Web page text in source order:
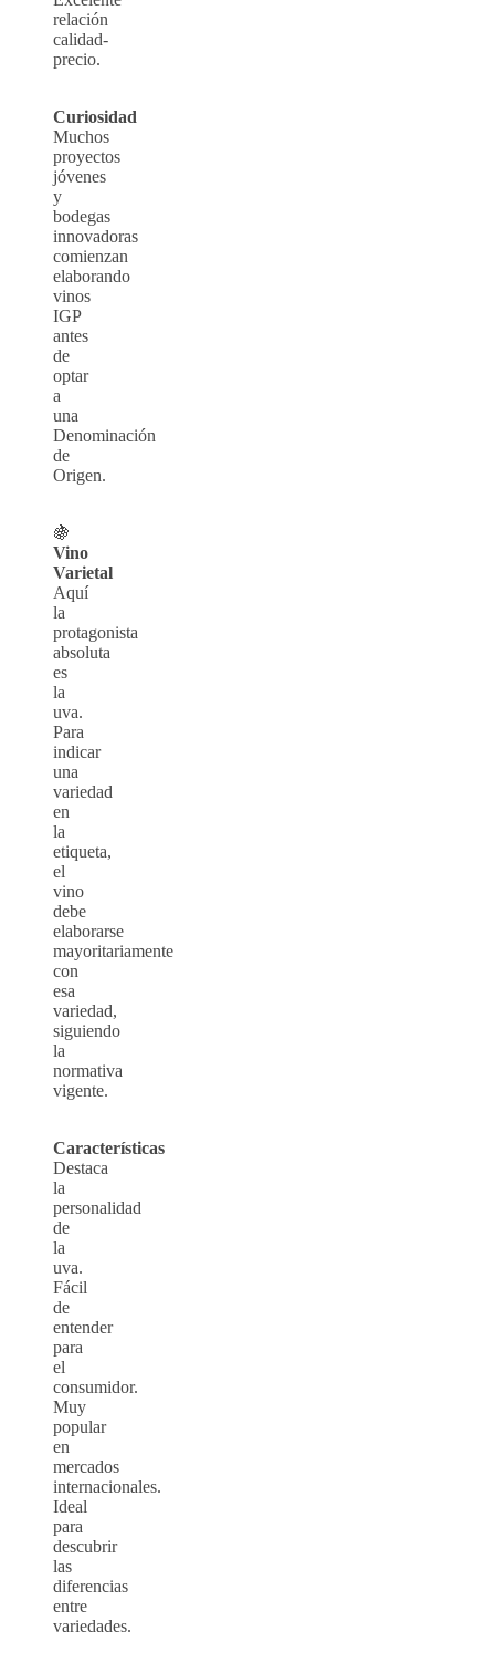
relación
calidad-
precio.
Curiosidad
Muchos
proyectos
jóvenes
y
bodegas
innovadoras
comienzan
elaborando
vinos
IGP
antes
de
optar
a
una
Denominación
de
Origen.
🍇
Vino
Varietal
Aquí
la
protagonista
absoluta
es
la
uva.
Para
indicar
una
variedad
en
la
etiqueta,
el
vino
debe
elaborarse
mayoritariamente
con
esa
variedad,
siguiendo
la
normativa
vigente.
Características
Destaca
la
personalidad
de
la
uva.
Fácil
de
entender
para
el
consumidor.
Muy
popular
en
mercados
internacionales.
Ideal
para
descubrir
las
diferencias
entre
variedades.